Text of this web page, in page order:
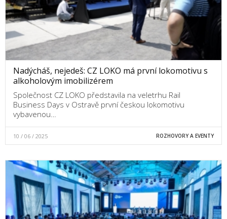
Nadýcháš, nejedeš: CZ LOKO má první lokomotivu s
alkoholovým imobilizérem
Společnost CZ LOKO představila na veletrhu Rail
Business Days v Ostravě první českou lokomotivu
vybavenou…
10 / 06 / 2025 ROZHOVORY A EVENTY